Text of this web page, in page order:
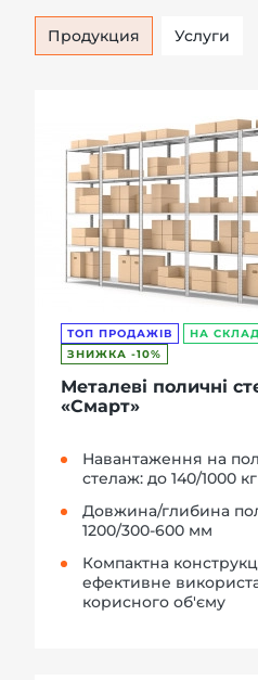
Продукция Услуги
ТОП ПРОДАЖІВ
НА
ЗНИЖКА -10%
Металеві поличні
«Смарт»
Навантаження на
стелаж: до 140/1000 кг
Довжина/глибина
1200/300-600 мм
Компактна
ефективне
корисного об'єму